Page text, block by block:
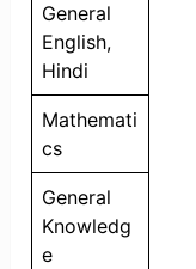
General
English,
Hindi
Mathemati
cs
General
Knowledg
e